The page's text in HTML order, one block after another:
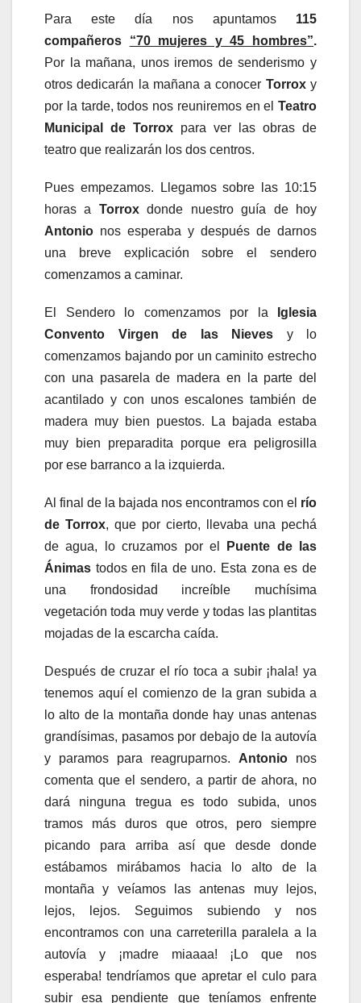
Para este día nos apuntamos 115
compañeros “70 mujeres y 45 hombres”.
Por la mañana, unos iremos de senderismo y
otros dedicarán la mañana a conocer Torroxy
por la tarde, todos nos reuniremos en el Teatro
Municipal de Torrox para ver las obras de
teatro que realizarán los dos centros.
Pues empezamos. Llegamos sobre las 10:15
horas a Torroxdonde nuestro guía de hoy
Antonio nos esperaba y después de darnos
una breve explicación sobre el sendero
comenzamos a caminar.
El Sendero lo comenzamos por la
Iglesia
Convento Virgen de las Nieves y lo
comenzamos bajando por un caminito estrecho
con una pasarela de madera en la parte del
acantilado y con unos escalones también de
madera muy bien puestos. La bajada estaba
muy bien preparadita porque era peligrosilla
por ese barranco a la izquierda.
Al final de la bajada nos encontramos con el río
de Torrox, que por cierto, llevaba una pechá
de agua, lo cruzamos por el
Puente de las
Ánimas todos en fila de uno. Esta zona es de
una frondosidad increíble muchísima
vegetación toda muy verde y todas las plantitas
mojadas de la escarcha caída.
Después de cruzar el río toca a subir ¡hala! ya
tenemos aquí el comienzo de la gran subida a
lo alto de la montaña donde hay unas antenas
grandísimas, pasamos por debajo de la autovía
y paramos para reagruparnos. Antonio nos
comenta que el sendero, a partir de ahora, no
dará ninguna tregua es todo subida, unos
tramos más duros que otros, pero siempre
picando para arriba así que desde donde
estábamos mirábamos hacia lo alto de la
montaña y veíamos las antenas muy lejos,
lejos, lejos. Seguimos subiendo y nos
encontramos con una carreterilla paralela a la
autovía y ¡madre miaaaa! ¡Lo que nos
esperaba! tendríamos que apretar el culo para
subir esa pendiente que teníamos enfrente